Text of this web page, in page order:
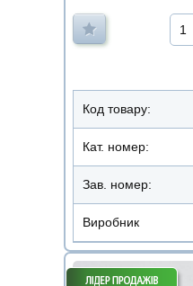
1
Код товару:
Кат. номер:
Зав. номер:
Виробник